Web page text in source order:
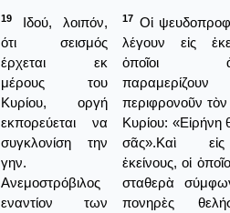
19
Ιδού, λοιπόν,
ότι σεισμός
έρχεται εκ
μέρους του
Κυρίου, οργή
εκπορεύεται να
συγκλονίση την
γην.
Ανεμοστρόβιλος
εναντίον των
17 Οἱ
λέγουν εἰς
ὁποῖοι
περιφρονοῦν
Κυρίου: «Εἰρήνη
σᾶς».Καὶ
ἐκείνους, οἱ
σταθερὰ
πονηρὲς